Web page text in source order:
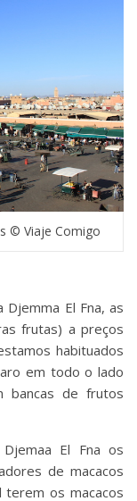
© Viaje Comigo
El Fna, as
frutas) a preços
habituados
em todo o lado
bancas de frutos
El Fna os
de macacos
terem os macacos